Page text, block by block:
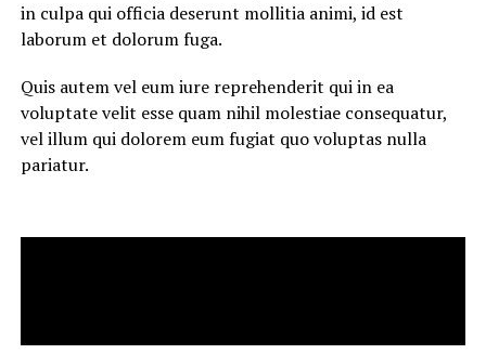
in culpa qui officia deserunt mollitia animi, id est
laborum et dolorum fuga.
Quis autem vel eum iure reprehenderit qui in ea
voluptate velit esse quam nihil molestiae consequatur,
vel illum qui dolorem eum fugiat quo voluptas nulla
pariatur.